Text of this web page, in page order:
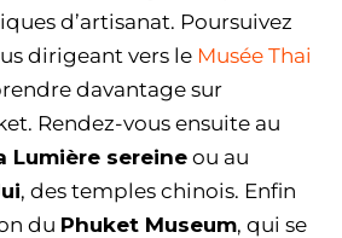
d’artisanat. Poursuivez
dirigeant vers le Musée Thai
davantage sur
Rendez-vous ensuite au
Lumière sereine ou au
, des temples chinois. Enfin
du Phuket Museum, qui se